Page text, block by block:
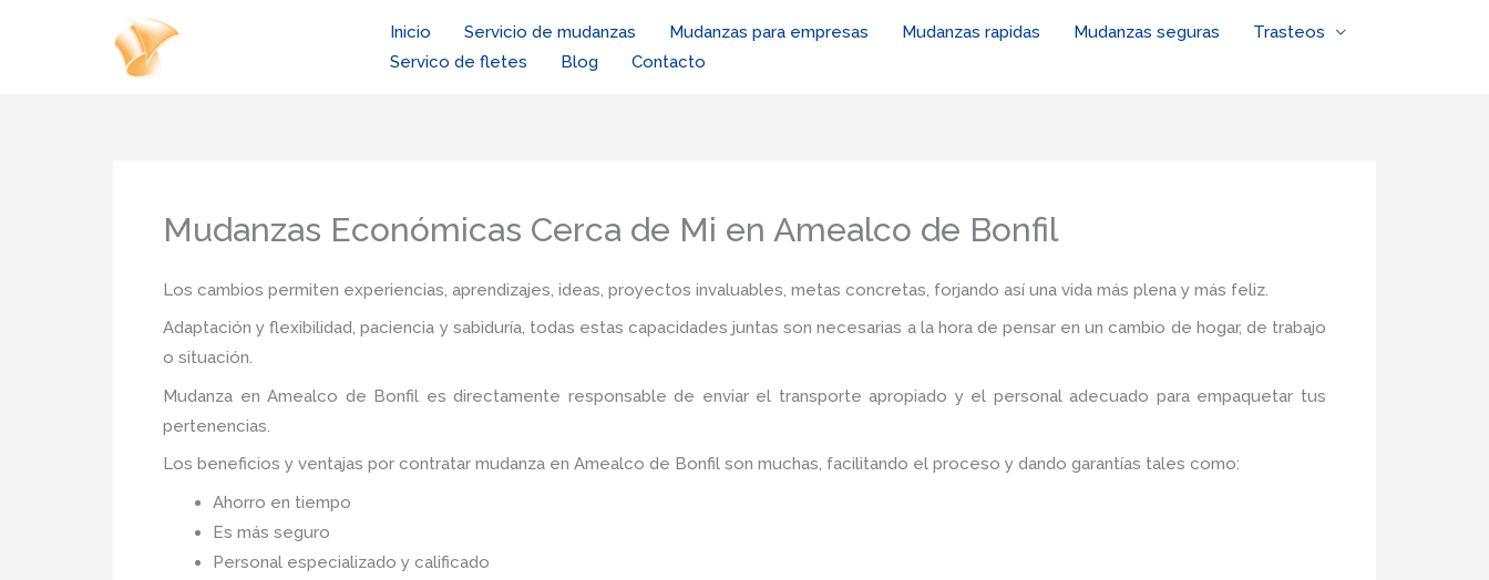
Inicio Servicio de mudanzas Mudanzas para empresas Mudanzas rapidas Mudanzas seguras
Trasteos
Servico de fletes
Blog Contacto
Mudanzas Económicas Cerca de Mi en Amealco de Bonfil
Los cambios permiten experiencias, aprendizajes, ideas, proyectos invaluables, metas concretas, forjando así una vida más plena y más feliz.
Adaptación y flexibilidad, paciencia y sabiduría, todas estas capacidades juntas son necesarias a la hora de pensar en un cambio de hogar, de trabajo
o situación.
Mudanza en Amealco de Bonfil es directamente responsable de enviar el transporte apropiado y el personal adecuado para empaquetar tus
pertenencias.
Los beneficios y ventajas por contratar mudanza en Amealco de Bonfil son muchas, facilitando el proceso y dando garantías tales como:
Ahorro en tiempo
Es más seguro
Personal especializado y calificado